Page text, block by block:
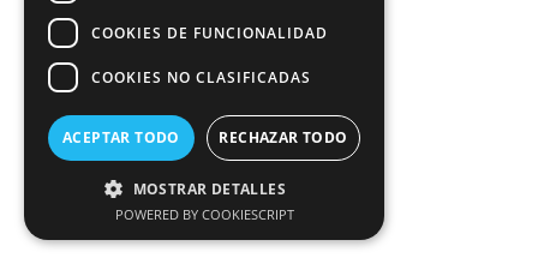
COOKIES DE FUNCIONALIDAD
COOKIES NO CLASIFICADAS
ACEPTAR TODO RECHAZAR TODO
MOSTRAR DETALLES
POWERED BY COOKIESCRIPT